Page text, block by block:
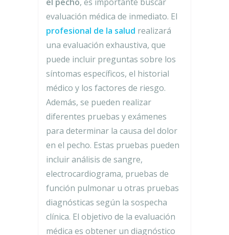
evaluación médica de inmediato. El
profesional de la salud realizará
una evaluación exhaustiva, que
puede incluir preguntas sobre los
síntomas específicos, el historial
médico y los factores de riesgo.
Además, se pueden realizar
diferentes pruebas y exámenes
para determinar la causa del dolor
en el pecho. Estas pruebas pueden
incluir análisis de sangre,
electrocardiograma, pruebas de
función pulmonar u otras pruebas
diagnósticas según la sospecha
clínica. El objetivo de la evaluación
médica es obtener un diagnóstico